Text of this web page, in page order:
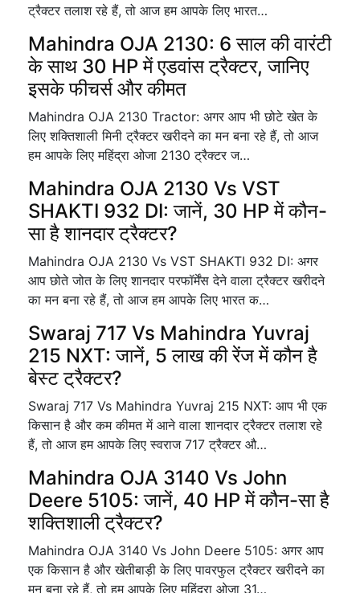
ट्रैक्टर तलाश रहे हैं, तो आज हम आपके लिए भारत…
Mahindra OJA 2130: 6 साल की वारंटी
के साथ 30 HP में एडवांस ट्रैक्टर, जानिए
इसके फीचर्स और कीमत
Mahindra OJA 2130 Tractor: अगर आप भी छोटे खेत के
लिए शक्तिशाली मिनी ट्रैक्टर खरीदने का मन बना रहे हैं, तो आज
हम आपके लिए महिंद्रा ओजा 2130 ट्रैक्टर ज…
Mahindra OJA 2130 Vs VST
SHAKTI 932 DI: जानें, 30 HP में कौन-
सा है शानदार ट्रैक्टर?
Mahindra OJA 2130 Vs VST SHAKTI 932 DI: अगर
आप छोते जोत के लिए शानदार परफॉर्मेंस देने वाला ट्रैक्टर खरीदने
का मन बना रहे हैं, तो आज हम आपके लिए भारत क…
Swaraj 717 Vs Mahindra Yuvraj
215 NXT: जानें, 5 लाख की रेंज में कौन है
बेस्ट ट्रैक्टर?
Swaraj 717 Vs Mahindra Yuvraj 215 NXT: आप भी एक
किसान है और कम कीमत में आने वाला शानदार ट्रैक्टर तलाश रहे
हैं, तो आज हम आपके लिए स्वराज 717 ट्रैक्टर औ…
Mahindra OJA 3140 Vs John
Deere 5105: जानें, 40 HP में कौन-सा है
शक्तिशाली ट्रैक्टर?
Mahindra OJA 3140 Vs John Deere 5105: अगर आप
एक किसान है और खेतीबाड़ी के लिए पावरफुल ट्रैक्टर खरीदने का
मन बना रहे हैं, तो हम आपके लिए महिंद्रा ओजा 31…